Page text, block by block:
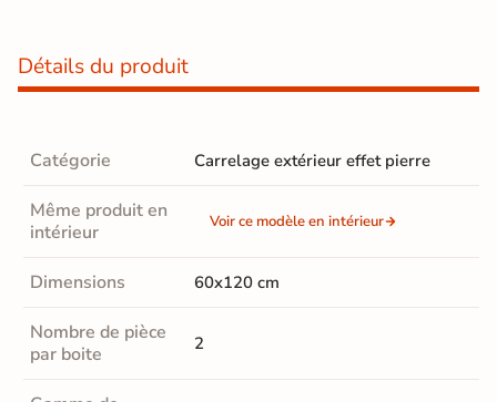
Détails du produit
Catégorie Carrelage extérieur effet pierre
Même produit en
intérieur
Voir ce modèle en intérieur
Dimensions 60x120 cm
Nombre de pièce
par boite
2